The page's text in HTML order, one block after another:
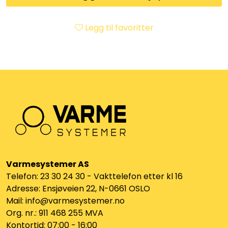
Legg til favoritter
Varmesystemer AS
Telefon: 23 30 24 30 - Vakttelefon etter kl 16
Adresse: Ensjøveien 22, N-0661 OSLO
Mail: info@varmesystemer.no
Org. nr.: 911 468 255 MVA
Kontortid: 07:00 - 16:00
Klemringskoblinger
Planfront radiatorer
Watersafe
Elektrokjeler